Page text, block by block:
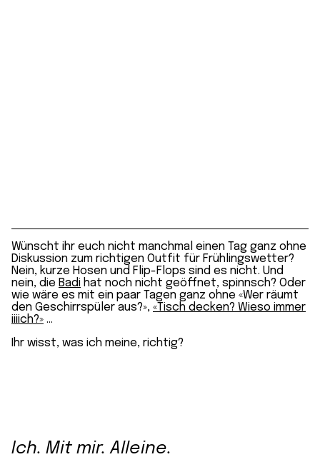
Wünscht ihr euch nicht manchmal einen Tag ganz ohne
Diskussion zum richtigen Outfit für Frühlingswetter?
Nein, kurze Hosen und Flip-Flops sind es nicht. Und
nein, die Badi hat noch nicht geöffnet, spinnsch? Oder
wie wäre es mit ein paar Tagen ganz ohne «Wer räumt
den Geschirrspüler aus?», «Tisch decken? Wieso immer
iiiich?» …
Ihr wisst, was ich meine, richtig?
Ich. Mit mir. Alleine.